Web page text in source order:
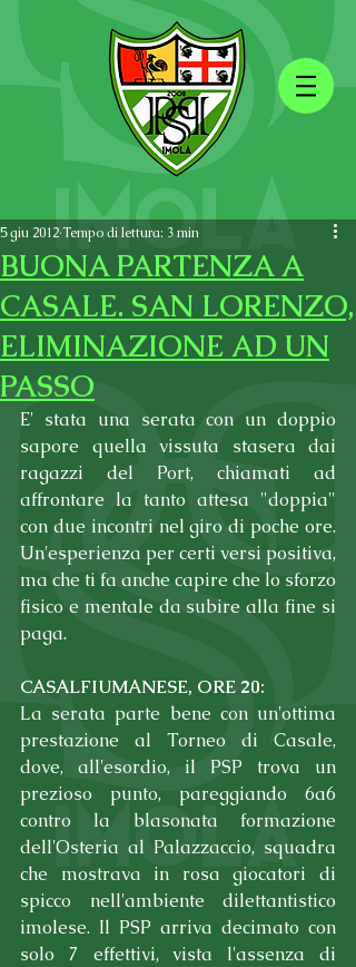
BUONA PARTENZA A
CASALE. SAN LORENZO,
ELIMINAZIONE AD UN
PASSO
5 giu 2012 Tempo di lettura: 3 min
E' stata una serata con un doppio
sapore quella vissuta stasera dai
ragazzi del Port, chiamati ad
affrontare la tanto attesa "doppia"
con due incontri nel giro di poche ore.
Un'esperienza per certi versi positiva,
ma che ti fa anche capire che lo sforzo
fisico e mentale da subire alla fine si
paga.
CASALFIUMANESE, ORE 20:
La serata parte bene con un'ottima
prestazione al Torneo di Casale,
dove, all'esordio, il PSP trova un
prezioso punto, pareggiando 6a6
contro la blasonata formazione
dell'Osteria al Palazzaccio, squadra
che mostrava in rosa giocatori di
spicco nell'ambiente dilettantistico
imolese. Il PSP arriva decimato con
solo 7 effettivi, vista l'assenza di